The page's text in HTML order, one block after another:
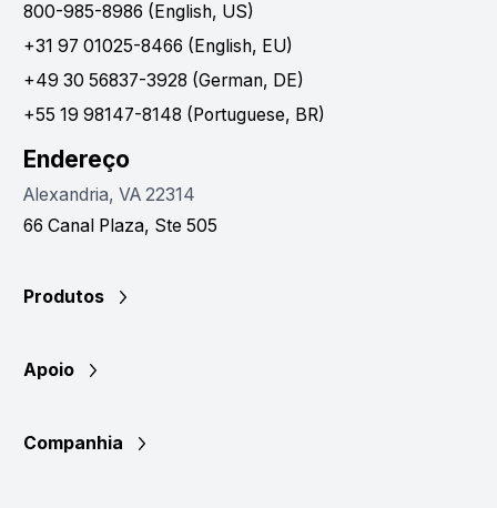
800-985-8986 (English, US)
+31 97 01025-8466 (English, EU)
+49 30 56837-3928 (German, DE)
+55 19 98147-8148 (Portuguese, BR)
Endereço
Alexandria, VA 22314
66 Canal Plaza, Ste 505
Produtos
Apoio
Companhia